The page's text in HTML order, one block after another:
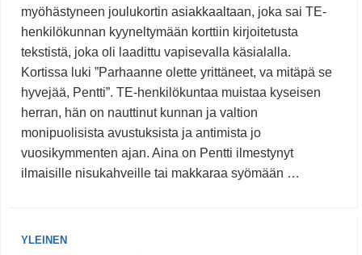
myöhästyneen joulukortin asiakkaaltaan, joka sai TE-
henkilökunnan kyyneltymään korttiin kirjoitetusta
tekstistä, joka oli laadittu vapisevalla käsialalla.
Kortissa luki ”Parhaanne olette yrittäneet, va mitäpä se
hyvejää, Pentti”. TE-henkilökuntaa muistaa kyseisen
herran, hän on nauttinut kunnan ja valtion
monipuolisista avustuksista ja antimista jo
vuosikymmenten ajan. Aina on Pentti ilmestynyt
ilmaisille nisukahveille tai makkaraa syömään …
YLEINEN